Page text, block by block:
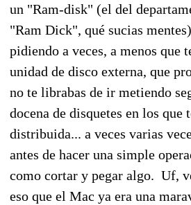
un "Ram-disk" (el del
"Ram Dick", qué sucias
pidiendo a veces, a menos que
unidad de disco externa, que
no te librabas de ir metiendo
docena de disquetes en los que
distribuida... a veces varias
antes de hacer una simple
como cortar y pegar algo. Uf,
eso que el Mac ya era una